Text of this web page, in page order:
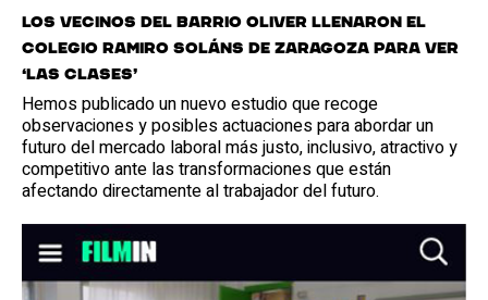
Los vecinos del barrio Oliver llenaron el
colegio Ramiro Soláns de Zaragoza para ver
‘Las clases’
Hemos publicado un nuevo estudio que recoge
observaciones y posibles actuaciones para abordar un
futuro del mercado laboral más justo, inclusivo, atractivo y
competitivo ante las transformaciones que están
afectando directamente al trabajador del futuro.